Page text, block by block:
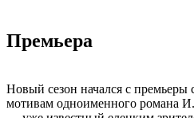
Премьера
Новый сезон начался с премьеры
мотивам одноименного романа